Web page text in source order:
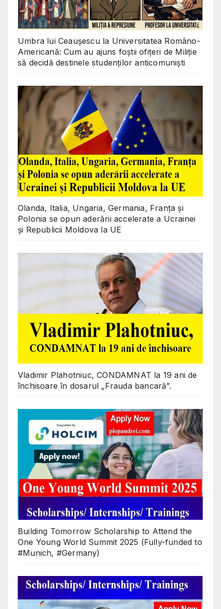
Umbra lui Ceaușescu la Universitatea Româno-
Americană: Cum au ajuns foștii ofițeri de Miliție
să decidă destinele studenților anticomuniști
Olanda, Italia, Ungaria, Germania, Franța și
Polonia se opun aderării accelerate a Ucrainei
și Republicii Moldova la UE
Vladimir Plahotniuc, CONDAMNAT la 19 ani de
închisoare în dosarul „Frauda bancară”.
Building Tomorrow Scholarship to Attend the
One Young World Summit 2025 (Fully-funded to
#Munich, #Germany)